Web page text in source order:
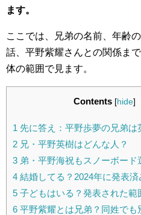
ます。
ここでは、兄弟の名前、年齢
話、平野紫耀さんとの関係ま
体の範囲で見ます。
Contents [hide]
1 先に答え：平野歩夢の兄弟は
2 兄・平野英樹はどんな人？
3 弟・平野海祝もスノーボード
4 結婚してる？2024年に発表済
5 子どもはいる？発表された範
6 平野紫耀とは兄弟？同姓でも